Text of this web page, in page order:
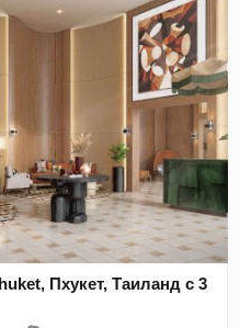
Пхукет, Таиланд с 3